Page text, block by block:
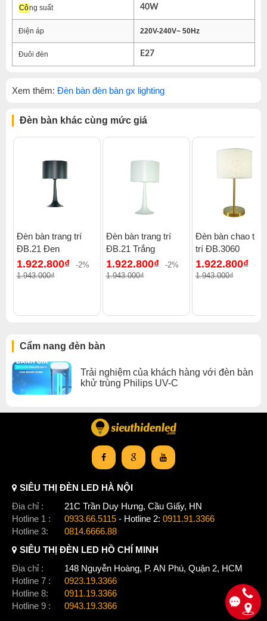
Công suất 40W
Điện áp 220V-240V~ 50Hz
Đuôi đèn E27
Xem thêm: Đèn bàn đèn bàn gx lighting
Đèn bàn khác cùng mức giá
Đèn bàn trang trí
ĐB.21 Đen
1.922.800₫
-2%
1.943.000₫
Đèn bàn trang trí
ĐB.21 Trắng
1.922.800₫
-2%
1.943.000₫
Đèn bàn chao
trí ĐB.3060
1.922.800₫
-
1.943.000₫
Cẩm nang đèn bàn
Trải nghiệm của khách hàng với đèn bàn
khử trùng Philips UV-C
SIÊU THỊ ĐÈN LED HÀ NỘI
Địa chỉ :
21C Trần Duy Hưng, Cầu Giấy, HN
Hotline 1 :
0933.66.5115 - Hotline 2: 0911.91.3366
Hotline 3:
0814.6666.88
SIÊU THỊ ĐÈN LED HỒ CHÍ MINH
Địa chỉ :
148 Nguyễn Hoàng, P. AN Phú, Quận 2, HCM
Hotline 7 :
0923.19.3366
Hotline 8:
0911.19.3366
Hotline 9 :
0943.19.3366